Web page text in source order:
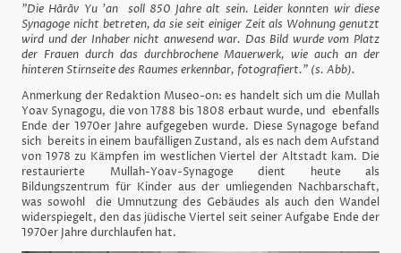
"Die Hārāv Yu 'an soll 850 Jahre alt sein. Leider konnten wir diese
Synagoge nicht betreten, da sie seit einiger Zeit als Wohnung genutzt
wird und der Inhaber nicht anwesend war. Das Bild wurde vom Platz
der Frauen durch das durchbrochene Mauerwerk, wie auch an der
hinteren Stirnseite des Raumes erkennbar, fotografiert." (s. Abb).
Anmerkung der Redaktion Museo-on: es handelt sich um die Mullah
Yoav Synagogu, die von 1788 bis 1808 erbaut wurde, und ebenfalls
Ende der 1970er Jahre aufgegeben wurde. Diese Synagoge befand
sich bereits in einem baufälligen Zustand, als es nach dem Aufstand
von 1978 zu Kämpfen im westlichen Viertel der Altstadt kam. Die
restaurierte Mullah-Yoav-Synagoge dient heute als
Bildungszentrum für Kinder aus der umliegenden Nachbarschaft,
was sowohl die Umnutzung des Gebäudes als auch den Wandel
widerspiegelt, den das jüdische Viertel seit seiner Aufgabe Ende der
1970er Jahre durchlaufen hat.